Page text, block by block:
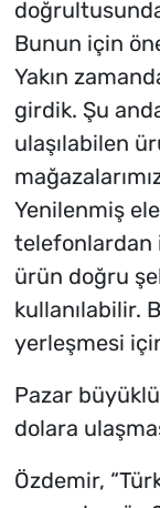
Bunun için
Yakın
girdik. Şu
ulaşılabilen
Yenilenmiş
telefonlardan
ürün doğru
kullanılabilir.
yerleşmesi
Pazar
dolara
Özdemir,